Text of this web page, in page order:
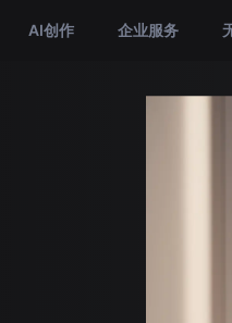
AI创作 企业服务